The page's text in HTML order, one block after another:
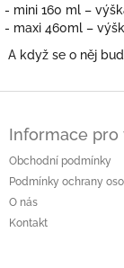
- mini 160 ml –
- maxi 460ml –
A když se o něj
Informace pro
Obchodní podmínky
Podmínky ochrany
O nás
Kontakt